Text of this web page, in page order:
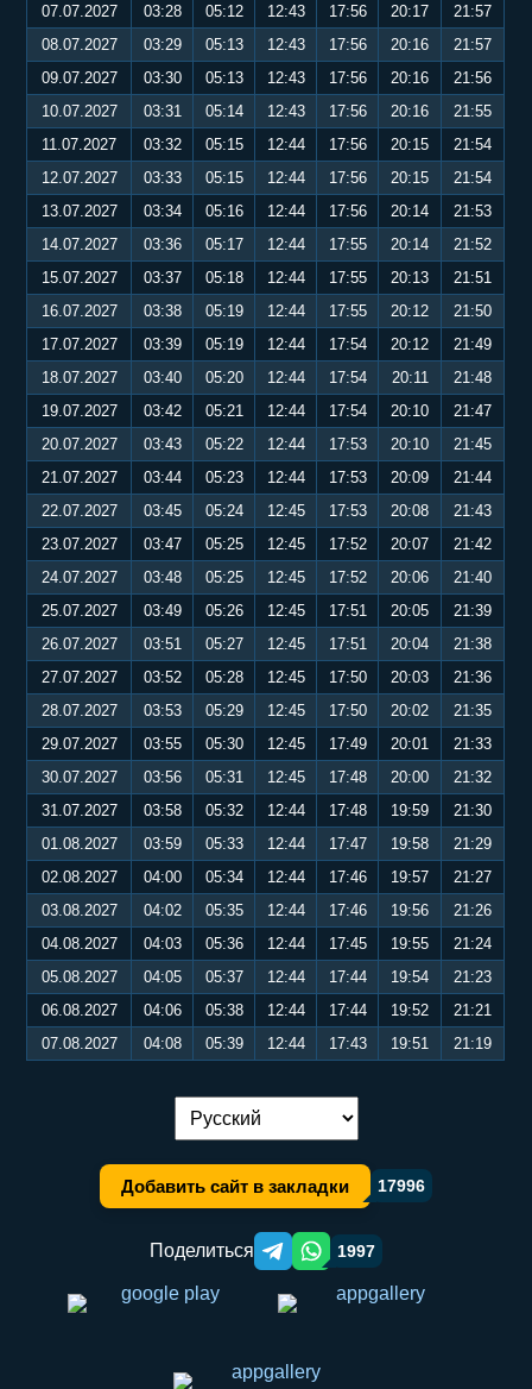
07.07.2027
03:28 05:12 12:43 17:56 20:17
21:57
08.07.2027
03:29 05:13 12:43 17:56 20:16
21:57
09.07.2027
03:30 05:13 12:43 17:56 20:16
21:56
10.07.2027
03:31 05:14 12:43 17:56 20:16
21:55
11.07.2027
03:32 05:15 12:44 17:56 20:15
21:54
12.07.2027
03:33 05:15 12:44 17:56 20:15
21:54
13.07.2027
03:34 05:16 12:44 17:56 20:14
21:53
14.07.2027
03:36 05:17 12:44 17:55 20:14
21:52
15.07.2027
03:37 05:18 12:44 17:55 20:13
21:51
16.07.2027
03:38 05:19 12:44 17:55 20:12
21:50
17.07.2027
03:39 05:19 12:44 17:54 20:12
21:49
18.07.2027
03:40 05:20 12:44 17:54 20:11
21:48
19.07.2027
03:42 05:21 12:44 17:54 20:10
21:47
20.07.2027
03:43 05:22 12:44 17:53 20:10
21:45
21.07.2027
03:44 05:23 12:44 17:53 20:09
21:44
22.07.2027
03:45 05:24 12:45 17:53 20:08
21:43
23.07.2027
03:47 05:25 12:45 17:52 20:07
21:42
24.07.2027
03:48 05:25 12:45 17:52 20:06
21:40
25.07.2027
03:49 05:26 12:45 17:51 20:05
21:39
26.07.2027
03:51 05:27 12:45 17:51 20:04
21:38
27.07.2027
03:52 05:28 12:45 17:50 20:03
21:36
28.07.2027
03:53 05:29 12:45 17:50 20:02
21:35
29.07.2027
03:55 05:30 12:45 17:49 20:01
21:33
30.07.2027
03:56 05:31 12:45 17:48 20:00
21:32
31.07.2027
03:58 05:32 12:44 17:48 19:59
21:30
01.08.2027
03:59 05:33 12:44 17:47 19:58
21:29
02.08.2027
04:00 05:34 12:44 17:46 19:57
21:27
03.08.2027
04:02 05:35 12:44 17:46 19:56
21:26
04.08.2027
04:03 05:36 12:44 17:45 19:55
21:24
05.08.2027
04:05 05:37 12:44 17:44 19:54
21:23
06.08.2027
04:06 05:38 12:44 17:44 19:52
21:21
07.08.2027
04:08 05:39 12:44 17:43 19:51 21:19
Переключение языка:
Добавить сайт в закладки 17996
Поделиться Telegram orqali ulashish
WhatsApp orqali ulashish
1997